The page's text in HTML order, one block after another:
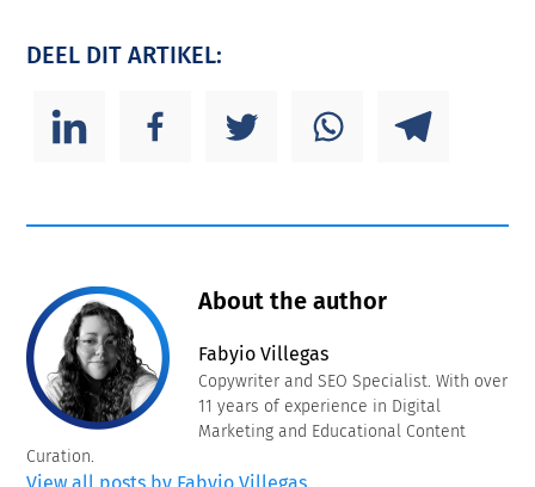
DEEL DIT ARTIKEL:
About the author
Fabyio Villegas
Copywriter and SEO Specialist. With over
11 years of experience in Digital
Marketing and Educational Content
Curation.